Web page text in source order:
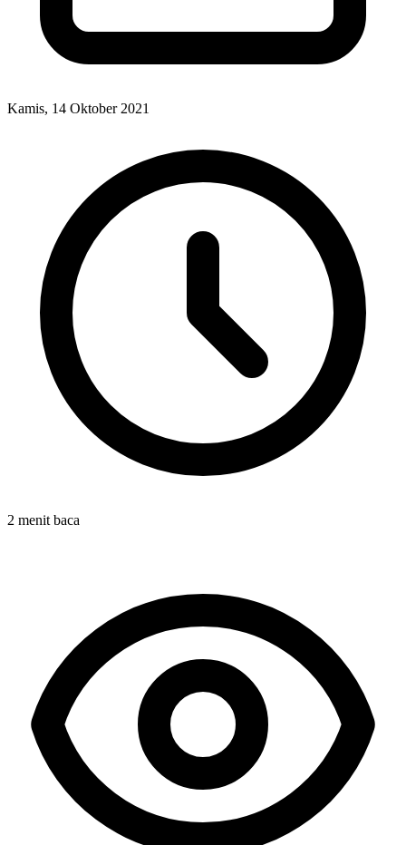
Kamis, 14 Oktober 2021
2 menit baca